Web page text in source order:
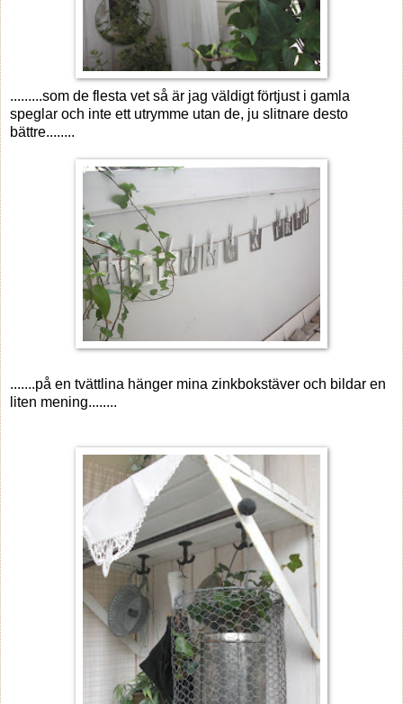
.........som de flesta vet så är jag väldigt förtjust i gamla
speglar och inte ett utrymme utan de, ju slitnare desto
bättre........
.......på en tvättlina hänger mina zinkbokstäver och bildar en
liten mening........